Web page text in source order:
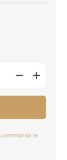
le